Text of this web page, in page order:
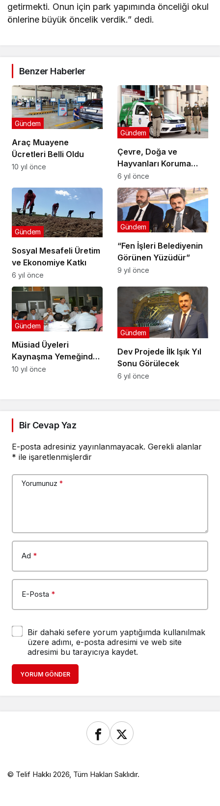
getirmekti. Onun için park yapımında önceliği okul
önlerine büyük öncelik verdik.” dedi.
Benzer Haberler
Araç Muayene
Ücretleri Belli Oldu
Gündem
10 yıl önce
Çevre, Doğa ve
Hayvanları Koruma
Büro Amirliği Kuruldu
Gündem
6 yıl önce
Sosyal Mesafeli Üretim
ve Ekonomiye Katkı
Gündem
6 yıl önce
“Fen İşleri Belediyenin
Görünen Yüzüdür”
Gündem
9 yıl önce
Müsiad Üyeleri
Kaynaşma Yemeğinde
Buluştu
Gündem
10 yıl önce
Dev Projede İlk Işık Yıl
Sonu Görülecek
Gündem
6 yıl önce
Bir Cevap Yaz
E-posta adresiniz yayınlanmayacak. Gerekli alanlar
* ile işaretlenmişlerdir
Yorumunuz *
Ad *
E-Posta *
Bir dahaki sefere yorum yaptığımda kullanılmak
üzere adımı, e-posta adresimi ve web site
adresimi bu tarayıcıya kaydet.
YORUM GÖNDER
© Telif Hakkı 2026, Tüm Hakları Saklıdır.